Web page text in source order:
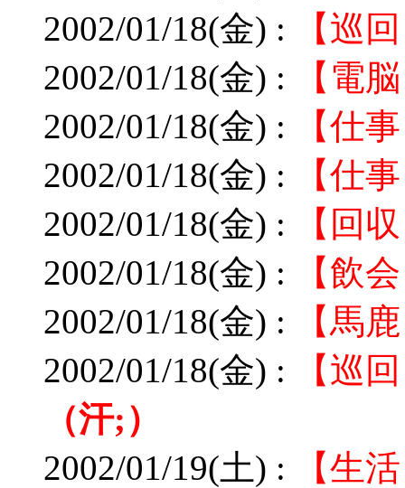
2002/01/18(金) :
【巡
2002/01/18(金) :
【電
2002/01/18(金) :
【仕
2002/01/18(金) :
【仕
2002/01/18(金) :
【回
2002/01/18(金) :
【飲
2002/01/18(金) :
【馬
2002/01/18(金) :
【巡
（汗;）
2002/01/19(土) :
【生